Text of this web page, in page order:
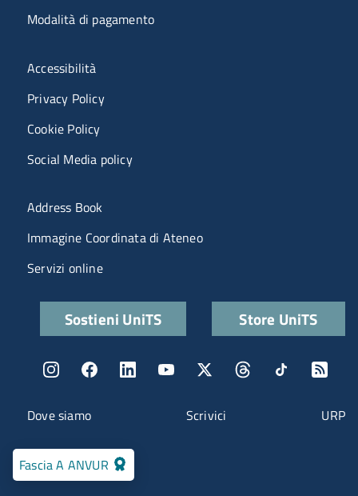
Fascia A ANVUR
Menu contatti
Dove siamo Scrivici URP
Modalità di pagamento
Menù riferimenti
Accessibilità
Privacy Policy
Cookie Policy
Social Media policy
Menu portale
Address Book
Immagine Coordinata di Ateneo
Servizi online
Quick linksSostieni UniTS Store UniTS
Menu social